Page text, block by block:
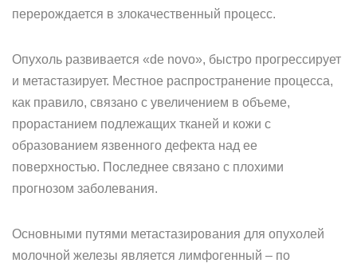
перерождается в злокачественный процесс.
Опухоль развивается «de novo», быстро прогрессирует
и метастазирует. Местное распространение процесса,
как правило, связано с увеличением в объеме,
прорастанием подлежащих тканей и кожи с
образованием язвенного дефекта над ее
поверхностью. Последнее связано с плохими
прогнозом заболевания.
Основными путями метастазирования для опухолей
молочной железы является лимфогенный – по